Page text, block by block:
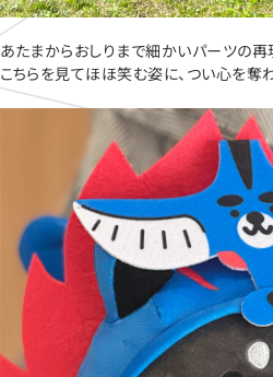
あたまからおしりまで細かいパーツの再
こちらを見てほほ笑む姿に、つい心を奪